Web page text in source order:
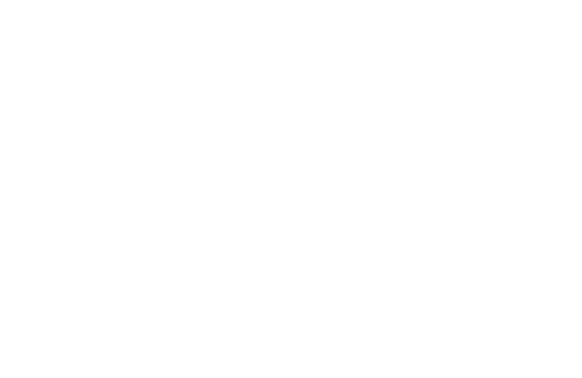
der Stadt Villingen-Schwenningen, der sich klar gegen den Bau des Nordzubringers, dem Weiterbau